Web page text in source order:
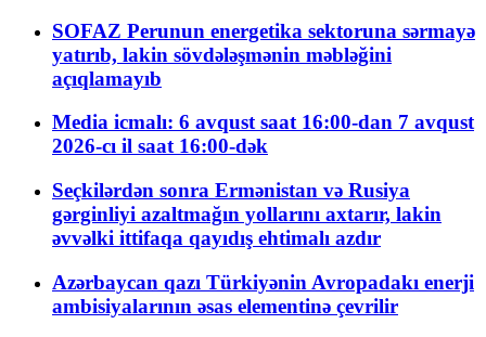
SOFAZ Perunun energetika sektoruna sərmayə
yatırıb, lakin sövdələşmənin məbləğini
açıqlamayıb
Media icmalı: 6 avqust saat 16:00-dan 7 avqust
2026-cı il saat 16:00-dək
Seçkilərdən sonra Ermənistan və Rusiya
gərginliyi azaltmağın yollarını axtarır, lakin
əvvəlki ittifaqa qayıdış ehtimalı azdır
Azərbaycan qazı Türkiyənin Avropadakı enerji
ambisiyalarının əsas elementinə çevrilir